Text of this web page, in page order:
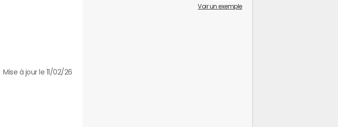
Mise à jour le 11/02/26
Voir un exemple